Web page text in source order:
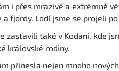
i přes mrazivé a extrémně
a fjordy. Lodí jsme se projeli
zastavili také v Kodani, kde
královské rodiny.
přinesla nejen mnoho